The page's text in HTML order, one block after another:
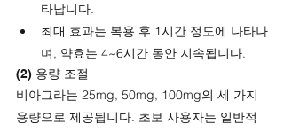
타납니다.
최대 효과는 복용 후 1시간 정도에 나타나
며, 약효는 4~6시간 동안 지속됩니다.
(2) 용량 조절
비아그라는 25mg, 50mg, 100mg의 세 가지
용량으로 제공됩니다. 초보 사용자는 일반적